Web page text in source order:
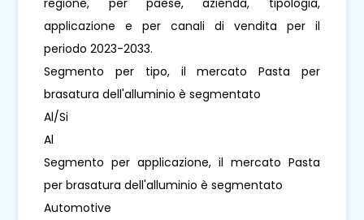
applicazione e per canali di vendita per il
periodo 2023-2033.
Segmento per tipo, il mercato Pasta per
brasatura dell'alluminio è segmentato
Al/Si
Al
Segmento per applicazione, il mercato Pasta
per brasatura dell'alluminio è segmentato
Automotive